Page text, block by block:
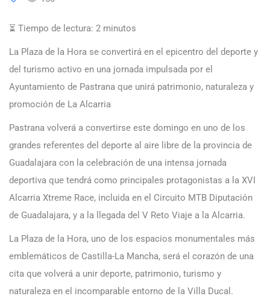
⏳ Tiempo de lectura: 2 minutos
La Plaza de la Hora se convertirá en el epicentro del deporte y
del turismo activo en una jornada impulsada por el
Ayuntamiento de Pastrana que unirá patrimonio, naturaleza y
promoción de La Alcarria
Pastrana volverá a convertirse este domingo en uno de los
grandes referentes del deporte al aire libre de la provincia de
Guadalajara con la celebración de una intensa jornada
deportiva que tendrá como principales protagonistas a la XVI
Alcarria Xtreme Race, incluida en el Circuito MTB Diputación
de Guadalajara, y a la llegada del V Reto Viaje a la Alcarria.
La Plaza de la Hora, uno de los espacios monumentales más
emblemáticos de Castilla-La Mancha, será el corazón de una
cita que volverá a unir deporte, patrimonio, turismo y
naturaleza en el incomparable entorno de la Villa Ducal.